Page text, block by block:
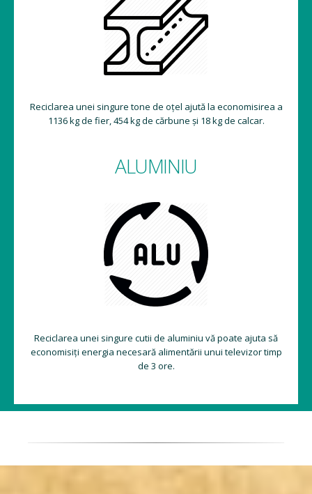
Reciclarea unei singure tone de oțel ajută la economisirea a
1136 kg de fier, 454 kg de cărbune și 18 kg de calcar.
ALUMINIU
Reciclarea unei singure cutii de aluminiu vă poate ajuta să
economisiți energia necesară alimentării unui televizor timp
de 3 ore.